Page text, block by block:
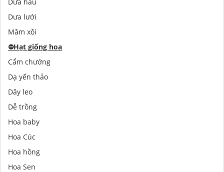
Dưa lưới
Mâm xôi
⛔️Hạt giống hoa
Cẩm chướng
Dạ yến thảo
Dây leo
Dễ trồng
Hoa baby
Hoa Cúc
Hoa hồng
Hoa Sen